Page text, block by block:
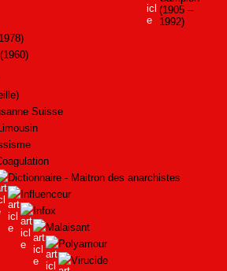
(1905 –
1992)
Suisse
Dictionnaire - Maitron des anarchistes
Influenceur
Infox
Malaisant
Polyamour
Virucide